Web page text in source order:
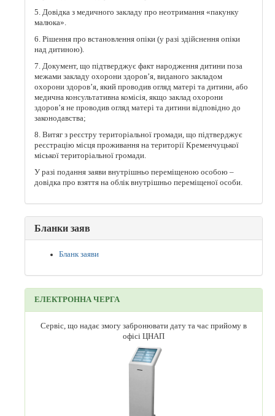
5. Довідка з медичного закладу про неотримання «пакунку
малюка».
6. Рішення про встановлення опіки (у разі здійснення опіки
над дитиною).
7. Документ, що підтверджує факт народження дитини поза
межами закладу охорони здоров’я, виданого закладом
охорони здоров’я, який проводив огляд матері та дитини, aбo
медична консультативна комісія, якщо заклад охорони
здоров’я не проводив огляд матері та дитини відповідно до
законодавства;
8. Витяг з реєстру територіальної громади, що підтверджує
реєстрацію місця проживання на території Кременчуцької
міської територіальної громади.
У разі подання заяви внутрішньо переміщеною особою –
довідка про взяття на облік внутрішньо переміщеної особи.
Бланки заяв
Бланк заяви
ЕЛЕКТРОННА ЧЕРГА
Сервіс, що надає змогу забронювати дату та час прийому в
офісі ЦНАП